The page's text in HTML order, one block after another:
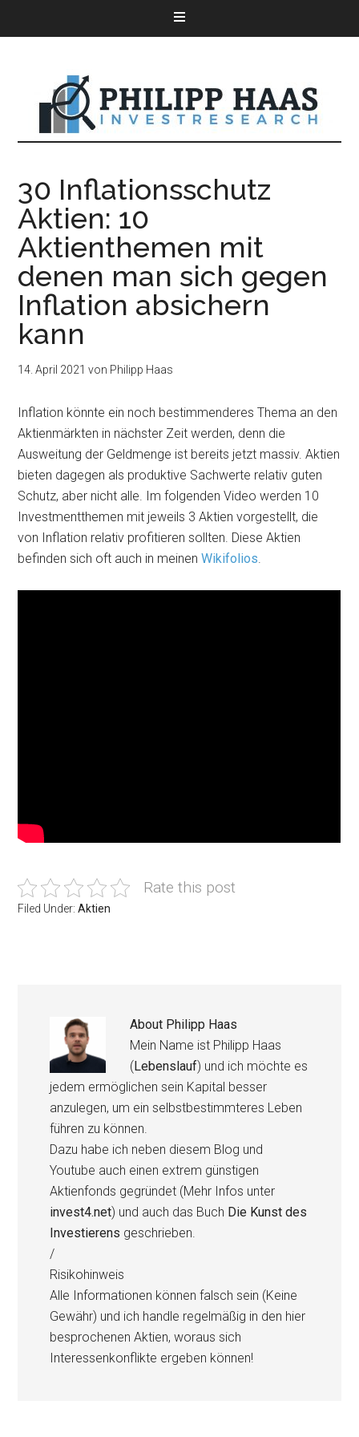
30 Inflationsschutz
Aktien: 10
Aktienthemen mit
denen man sich gegen
Inflation absichern
kann
14. April 2021 von Philipp Haas
Inflation könnte ein noch bestimmenderes Thema an den
Aktienmärkten in nächster Zeit werden, denn die
Ausweitung der Geldmenge ist bereits jetzt massiv. Aktien
bieten dagegen als produktive Sachwerte relativ guten
Schutz, aber nicht alle. Im folgenden Video werden 10
Investmentthemen mit jeweils 3 Aktien vorgestellt, die
von Inflation relativ profitieren sollten. Diese Aktien
befinden sich oft auch in meinenWikifolios.
Rate this post
Filed Under:Aktien
About Philipp Haas
Mein Name ist Philipp Haas
(Lebenslauf) und ich möchte es
jedem ermöglichen sein Kapital besser
anzulegen, um ein selbstbestimmteres Leben
führen zu können.
Dazu habe ich neben diesem Blog und
Youtube auch einen extrem günstigen
Aktienfonds gegründet (Mehr Infos unter
invest4.net) und auch das Buch Die Kunst des
Investierens geschrieben.
/
Risikohinweis
Alle Informationen können falsch sein (Keine
Gewähr) und ich handle regelmäßig in den hier
besprochenen Aktien, woraus sich
Interessenkonflikte ergeben können!